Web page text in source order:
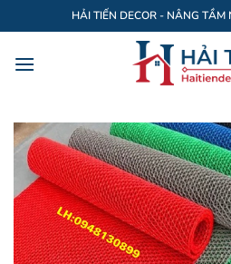
qua
nội
HẢI TIẾN DECOR - NÂNG